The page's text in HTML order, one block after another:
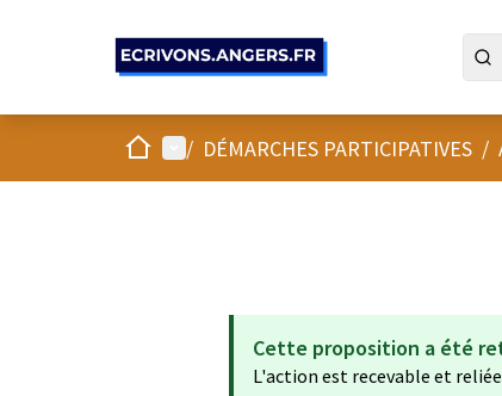
AccueilMenu principal
/ DÉMARCHES PARTICIPATIVES /
Cette proposition a été
L'action est recevable et